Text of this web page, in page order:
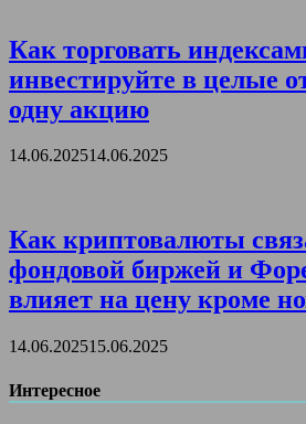
Как торговать
инвестируйте в целые
одну акцию
14.06.202514.06.2025
Как криптовалюты
фондовой биржей и
влияет на цену кроме
14.06.202515.06.2025
Интересное